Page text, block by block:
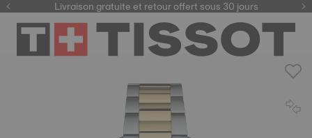
Livraison gratuite et retour offert sous 30 jours